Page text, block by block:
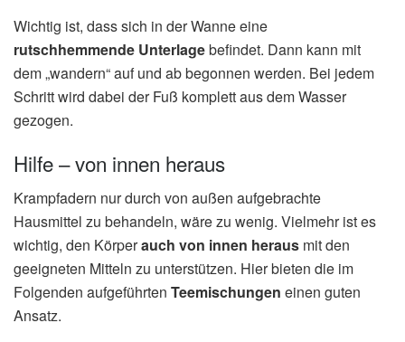
Wichtig ist, dass sich in der Wanne eine
rutschhemmende Unterlagebefindet. Dann kann mit
dem „wandern“ auf und ab begonnen werden. Bei jedem
Schritt wird dabei der Fuß komplett aus dem Wasser
gezogen.
Hilfe – von innen heraus
Krampfadern nur durch von außen aufgebrachte
Hausmittel zu behandeln, wäre zu wenig. Vielmehr ist es
wichtig, den Körperauch von innen heraus mit den
geeigneten Mitteln zu unterstützen. Hier bieten die im
Folgenden aufgeführten Teemischungen einen guten
Ansatz.